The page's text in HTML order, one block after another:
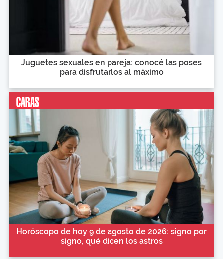
Juguetes sexuales en pareja: conocé las poses
para disfrutarlos al máximo
Horóscopo de hoy 9 de agosto de 2026: signo por
signo, qué dicen los astros